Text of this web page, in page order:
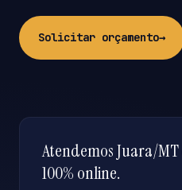
Solicitar orçamento→
Atendemos Juara/
100% online.